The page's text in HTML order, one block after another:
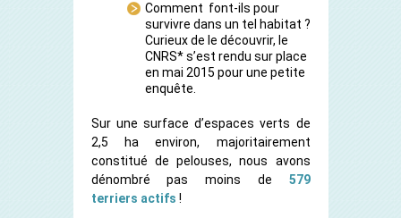
Comment font-ils pour
survivre dans un tel habitat ?
Curieux de le découvrir, le
CNRS* s’est rendu sur place
en mai 2015 pour une petite
enquête.
Sur une surface d’espaces verts de
2,5 ha environ, majoritairement
constitué de pelouses, nous avons
dénombré pas moins de 579
terriers actifs !